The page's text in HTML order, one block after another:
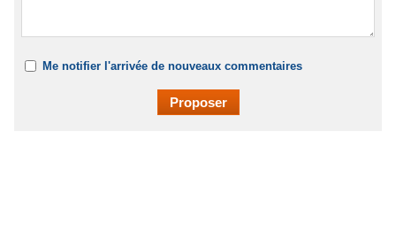
Me notifier l'arrivée de nouveaux commentaires